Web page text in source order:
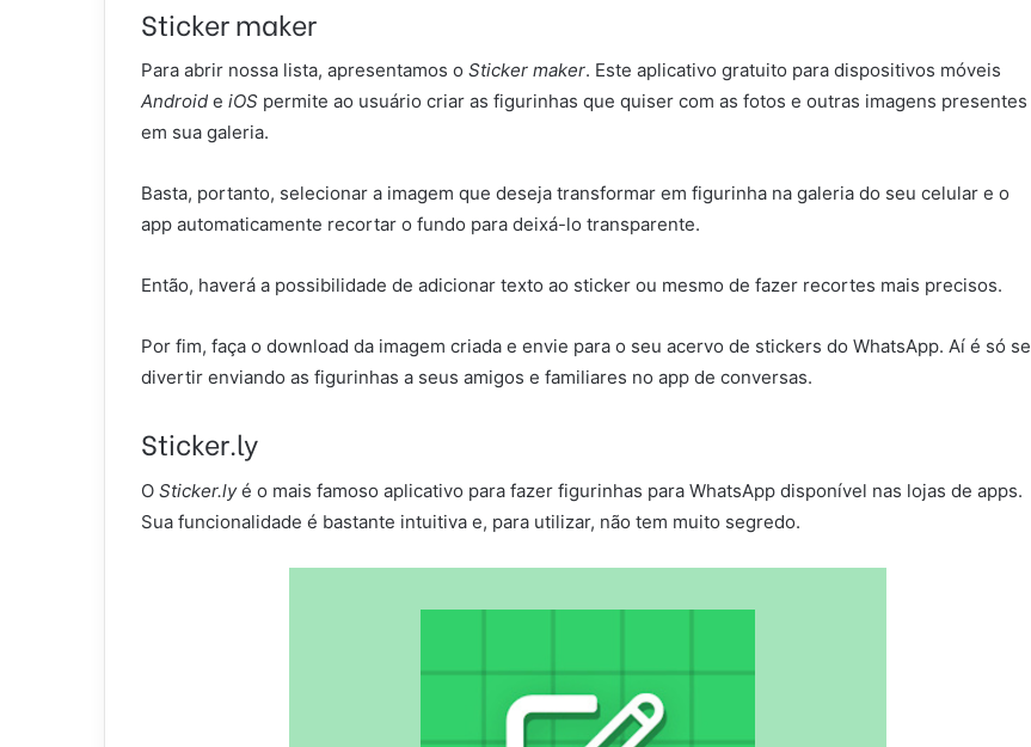
Sticker maker
Para abrir nossa lista, apresentamos o Sticker maker. Este aplicativo gratuito para dispositivos móveis
Android e iOS permite ao usuário criar as figurinhas que quiser com as fotos e outras imagens presentes
em sua galeria.
Basta, portanto, selecionar a imagem que deseja transformar em figurinha na galeria do seu celular e o
app automaticamente recortar o fundo para deixá-lo transparente.
Então, haverá a possibilidade de adicionar texto ao sticker ou mesmo de fazer recortes mais precisos.
Por fim, faça o download da imagem criada e envie para o seu acervo de stickers do WhatsApp. Aí é só se
divertir enviando as figurinhas a seus amigos e familiares no app de conversas.
Sticker.ly
O Sticker.lyé o mais famoso aplicativo para fazer figurinhas para WhatsApp disponível nas lojas de apps.
Sua funcionalidade é bastante intuitiva e, para utilizar, não tem muito segredo.